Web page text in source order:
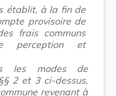
établit, à la fin de
provisoire de
frais communs
perception et
les modes de
2 et 3 ci-dessus,
revenant à